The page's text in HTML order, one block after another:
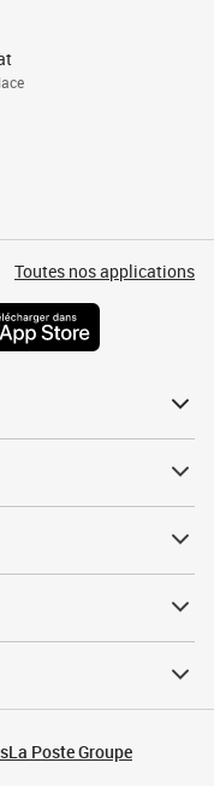
Toutes nos applications
La Poste Groupe